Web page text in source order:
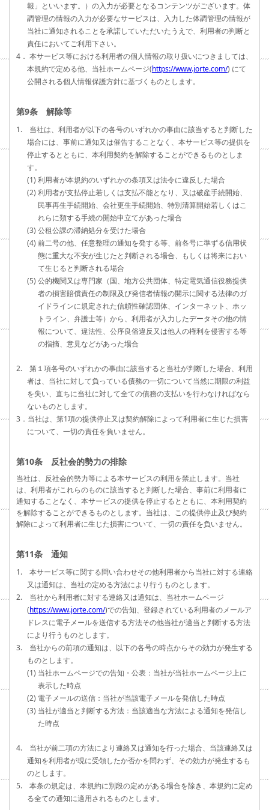
報」といいます。）の入力が必要となるコンテンツがございます。体
調管理の情報の入力が必要なサービスは、入力した体調管理の情報が
当社に通知されることを承諾していただいたうえで、利用者の判断と
責任においてご利用下さい。
4． 本サービス等における利用者の個人情報の取り扱いにつきましては、
本規約で定める他、当社ホームページ(https://www.jorte.com/) にて
公開される個人情報保護方針に基づくものとします。
第9条 解除等
1. 当社は、利用者が以下の各号のいずれかの事由に該当すると判断した
場合には、事前に通知又は催告することなく、本サービス等の提供を
停止するとともに、本利用契約を解除することができるものとしま
す。
(1) 利用者が本規約のいずれかの条項又は法令に違反した場合
(2) 利用者が支払停止若しくは支払不能となり、又は破産手続開始、
民事再生手続開始、会社更生手続開始、特別清算開始若しくはこ
れらに類する手続の開始申立てがあった場合
(3) 公租公課の滞納処分を受けた場合
(4) 前二号の他、任意整理の通知を発する等、前各号に準ずる信用状
態に重大な不安が生じたと判断される場合、もしくは将来におい
て生じると判断される場合
(5) 公的機関又は専門家（国、地方公共団体、特定電気通信役務提供
者の損害賠償責任の制限及び発信者情報の開示に関する法律のガ
イドラインに規定された信頼性確認団体、インターネット、ホッ
トライン、弁護士等）から、利用者が入力したデータその他の情
報について、違法性、公序良俗違反又は他人の権利を侵害する等
の指摘、意見などがあった場合
2. 第１項各号のいずれかの事由に該当すると当社が判断した場合、利用
者は、当社に対して負っている債務の一切について当然に期限の利益
を失い、直ちに当社に対して全ての債務の支払いを行わなければなら
ないものとします。
3．当社は、第1項の提供停止又は契約解除によって利用者に生じた損害
について、一切の責任を負いません。
第10条 反社会的勢力の排除
当社は、反社会的勢力等による本サービスの利用を禁止します。当社
は、利用者がこれらのものに該当すると判断した場合、事前に利用者に
通知することなく、本サービスの提供を停止するとともに、本利用契約
を解除することができるものとします。当社は、この提供停止及び契約
解除によって利用者に生じた損害について、一切の責任を負いません。
第11条 通知
1. 本サービス等に関する問い合わせその他利用者から当社に対する連絡
又は通知は、当社の定める方法により行うものとします。
2. 当社から利用者に対する連絡又は通知は、当社ホームページ
(https://www.jorte.com/)での告知、登録されている利用者のメールア
ドレスに電子メールを送信する方法その他当社が適当と判断する方法
により行うものとします。
3. 当社からの前項の通知は、以下の各号の時点からその効力が発生する
ものとします。
(1) 当社ホームページでの告知・公表：当社が当社ホームページ上に
表示した時点
(2) 電子メールの送信：当社が当該電子メールを発信した時点
(3) 当社が適当と判断する方法：当該適当な方法による通知を発信し
た時点
4. 当社が前二項の方法により連絡又は通知を行った場合、当該連絡又は
通知を利用者が現に受領したか否かを問わず、その効力が発生するも
のとします。
5. 本条の規定は、本規約に別段の定めがある場合を除き、本規約に定め
る全ての通知に適用されるものとします。